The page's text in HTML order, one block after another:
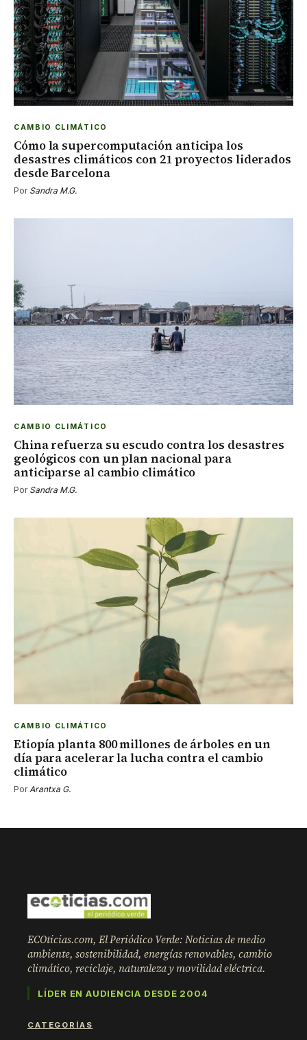
CAMBIO CLIMÁTICO
Cómo la supercomputación anticipa los
desastres climáticos con 21 proyectos liderados
desde Barcelona
Por Sandra M.G.
CAMBIO CLIMÁTICO
China refuerza su escudo contra los desastres
geológicos con un plan nacional para
anticiparse al cambio climático
Por Sandra M.G.
CAMBIO CLIMÁTICO
Etiopía planta 800 millones de árboles en un
día para acelerar la lucha contra el cambio
climático
Por Arantxa G.
ECOticias.com, El Periódico Verde: Noticias de medio
ambiente, sostenibilidad, energías renovables, cambio
climático, reciclaje, naturaleza y movilidad eléctrica.
LÍDER EN AUDIENCIA DESDE 2004
CATEGORÍAS